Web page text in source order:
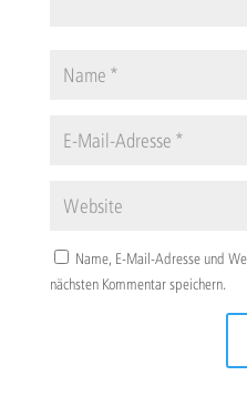
Name, E-Mail-Adresse und
nächsten Kommentar speichern.